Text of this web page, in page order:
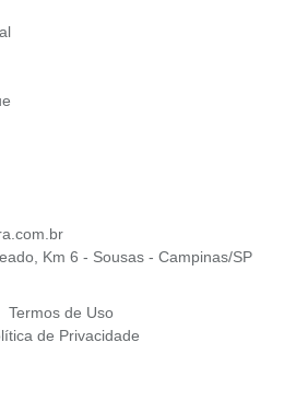
Km 6 - Sousas - Campinas/SP
Termos de Uso
de Privacidade